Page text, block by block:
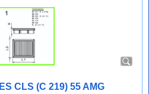
CLS (C 219) 55 AMG